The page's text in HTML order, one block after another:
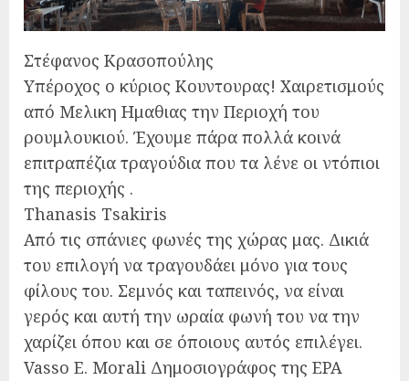
Στέφανος Κρασοπούλης
Υπέροχος ο κύριος Κουντουρας! Χαιρετισμούς
από Μελικη Ημαθιας την Περιοχή του
ρουμλουκιού. Έχουμε πάρα πολλά κοινά
επιτραπέζια τραγούδια που τα λένε οι ντόπιοι
της περιοχής .
Thanasis Tsakiris
Από τις σπάνιες φωνές της χώρας μας. Δικιά
του επιλογή να τραγουδάει μόνο για τους
φίλους του. Σεμνός και ταπεινός, να είναι
γερός και αυτή την ωραία φωνή του να την
χαρίζει όπου και σε όποιους αυτός επιλέγει.
Vasso E. Morali Δημοσιογράφος της ΕΡΑ